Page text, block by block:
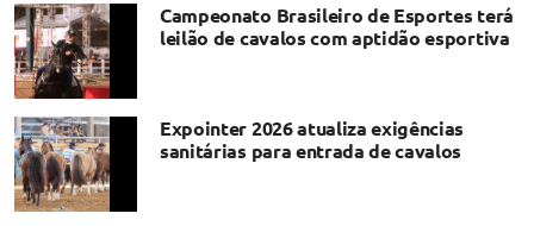
Campeonato Brasileiro de Esportes terá
leilão de cavalos com aptidão esportiva
Expointer 2026 atualiza exigências
sanitárias para entrada de cavalos